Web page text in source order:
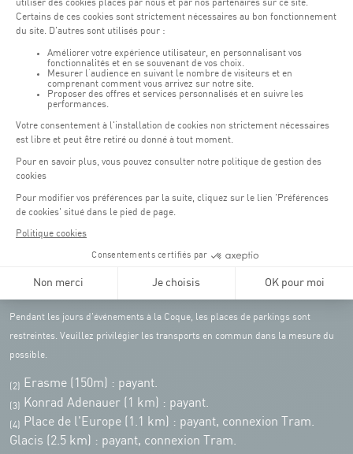
Horaires d'ouverture du batiment de la Coque :
Lundi - vendredi : 06h30 - 22h00
Weekend : 07h30 - 19h00
Pensez à vous informer des horaires d'ouverture de chaque activité.
Accès :
COQUE • 2 rue Léon Hengen, Luxembourg (L-1745)
Transport en commun: Arrêt Tram "Coque"
3 heures offertes pour les
clients Coque
(hors manifestations)
Pendant les jours d'événements à la Coque, les places de parkings sont
restreintes. Veuillez privilégier les transports en commun dans la mesure du
possible.
(2) Erasme (150m) : payant.
(3) Konrad Adenauer (1 km) : payant.
(4)
Place de l'Europe (1.1 km) : payant, connexion Tram.
Glacis (2.5 km) : payant, connexion Tram.